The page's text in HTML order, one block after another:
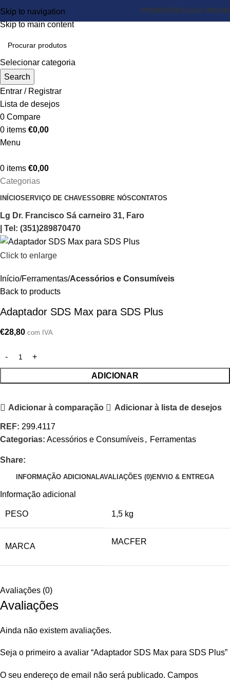
Skip to navigation
Skip to main content
PROMOÇÕES LOJA ONLINE
Selecionar categoria
Search
Entrar / Registrar
Lista de desejos
0 Compare
0 items €0,00
Menu
0 items €0,00
Categorias
INÍCIOSERVIÇO DE CHAVESSOBRE NÓSCONTATOS
Lg Dr. Francisco Sá carneiro 31, Faro
| Tel: (351)289870470
Click to enlarge
Início Ferramentas Acessórios e Consumíveis
Back to products
Adaptador SDS Max para SDS Plus
€28,80 com IVA
ADICIONAR
Adicionar à comparação Adicionar à lista de desejos
REF: 299.4117
Categorias: Acessórios e Consumíveis, Ferramentas
Share:
INFORMAÇÃO ADICIONALAVALIAÇÕES (0)ENVIO & ENTREGA
Informação adicional
PESO 1,5 kg
MARCA
MACFER
Avaliações (0)
Avaliações
Ainda não existem avaliações.
Seja o primeiro a avaliar “Adaptador SDS Max para SDS Plus”
O seu endereço de email não será publicado. Campos